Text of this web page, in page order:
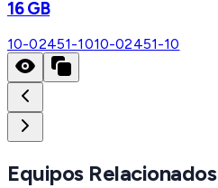
16 GB
10-02451-1010-02451-10
Equipos Relacionados